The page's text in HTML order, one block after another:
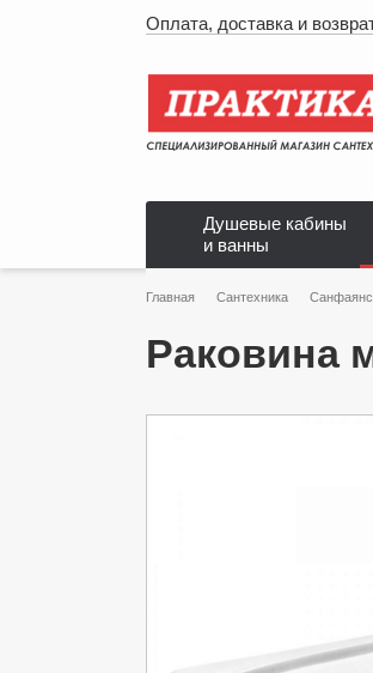
Оплата, доставка и
Душевые кабины
и ванны
Главная Сантехника Санфаянс
Раковина